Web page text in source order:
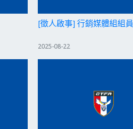
[徵人啟事] 行銷媒體組組員
2025-08-22